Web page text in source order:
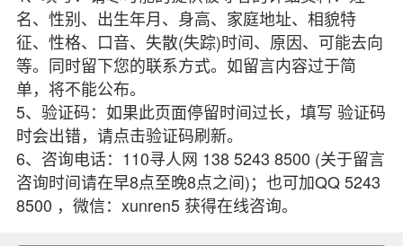
名、性别、出生年月、身高、家庭地址、相貌特
征、性格、口音、失散(失踪)时间、原因、可能去向
等。同时留下您的联系方式。如留言内容过于简
单，将不能公布。
5、验证码：如果此页面停留时间过长，填写 验证码
时会出错，请点击验证码刷新。
6、咨询电话：110寻人网 138 5243 8500 (关于留言
咨询时间请在早8点至晚8点之间)；也可加QQ 5243
8500 ，微信：xunren5 获得在线咨询。